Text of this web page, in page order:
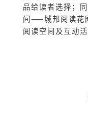
品给读者选择；
间——城邦阅读花
阅读空间及互动活